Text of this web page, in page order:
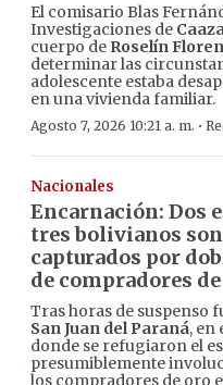
El comisario Blas
Investigaciones de
cuerpo de Roselín
determinar las
adolescente estaba
en una vivienda familiar.
Agosto 7, 2026 10:21 a. m. ·
Nacionales
Encarnación: Dos
tres bolivianos son
capturados por
de compradores
Tras horas de suspenso
San Juan del Paraná, en
donde se refugiaron el
presumiblemente
los compradores de oro